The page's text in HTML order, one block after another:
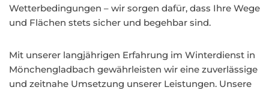
Wetterbedingungen – wir sorgen dafür, dass Ihre Wege
und Flächen stets sicher und begehbar sind.
Mit unserer langjährigen Erfahrung im Winterdienst in
Mönchengladbach gewährleisten wir eine zuverlässige
und zeitnahe Umsetzung unserer Leistungen. Unsere